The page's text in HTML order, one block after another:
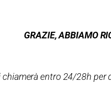
GRAZIE, ABBIAMO
entro 24/28h per